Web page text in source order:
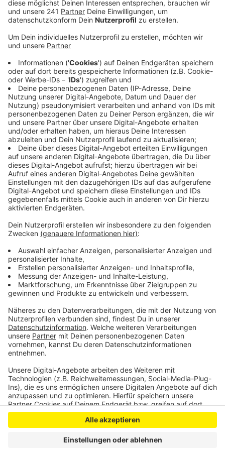
Anzeige
Veröffentlicht:Freitag, 08.05.2020 06:26
Anzeige
Da gelte es, aktuell besonders vorsichtig zu fahren.
Erst gestern sind morgens um 6.30 Uhr zwei Radfahrer
an der Ecke Olof-Palme-Straße / Europaring
zusammengestoßen. Einer von ihnen musste mit
schweren Kopfverletzungen stationär ins Krankenhaus
eingeliefert werden.
Außerdem hatte es bereits in der Nacht auf
Donnerstag einen schweren Unfall eines
Motorradfahrers in Lützenkirchen gegeben – er war
von der Straße abgekommen, hatte dabei zwei
parkende Autos gestreift und zog sich einen offenen
Bruch am Knie zu.
Bereits am Mittwoch hatte die Polizei von zahlreichen
in Leverkusen und Köln gezählt, sechs davon mit
schweren Verletzungen.
Anzeige
Anzeige